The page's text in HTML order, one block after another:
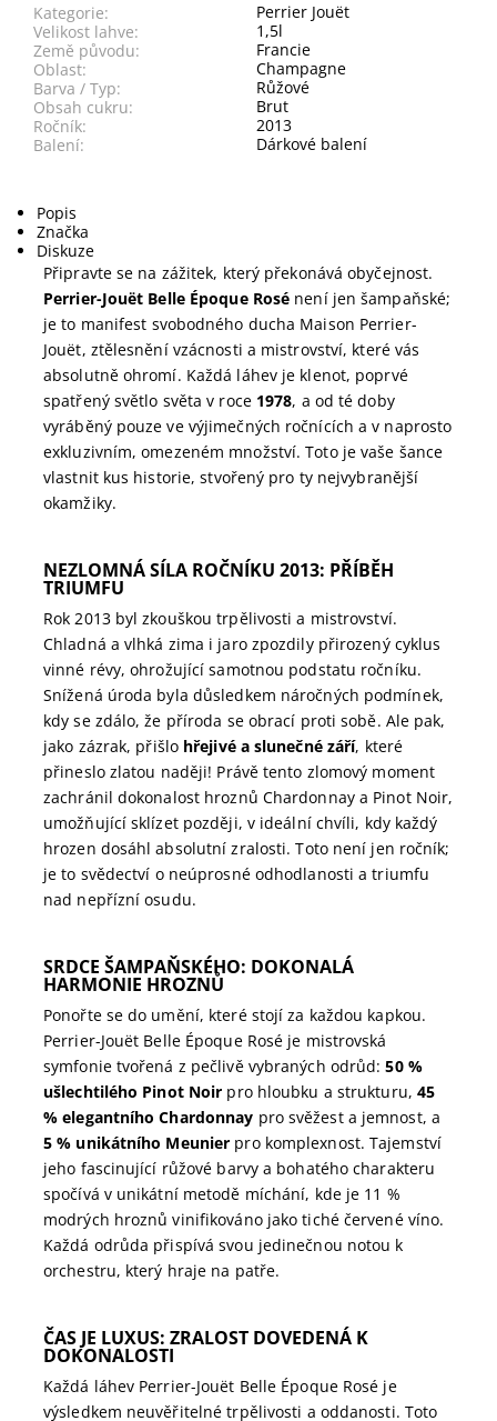
Kategorie:
Perrier Jouët
Velikost lahve:
1,5l
Země původu:
Francie
Oblast:
Champagne
Barva / Typ:
Růžové
Obsah cukru:
Brut
Ročník:
2013
Balení:
Dárkové balení
Popis
Značka
Diskuze
Připravte se na zážitek, který překonává obyčejnost.
Perrier-Jouët Belle Époque Rosé není jen šampaňské;
je to manifest svobodného ducha Maison Perrier-
Jouët, ztělesnění vzácnosti a mistrovství, které vás
absolutně ohromí. Každá láhev je klenot, poprvé
spatřený světlo světa v roce 1978, a od té doby
vyráběný pouze ve výjimečných ročnících a v naprosto
exkluzivním, omezeném množství. Toto je vaše šance
vlastnit kus historie, stvořený pro ty nejvybranější
okamžiky.
NEZLOMNÁ SÍLA ROČNÍKU 2013: PŘÍBĚH
TRIUMFU
Rok 2013 byl zkouškou trpělivosti a mistrovství.
Chladná a vlhká zima i jaro zpozdily přirozený cyklus
vinné révy, ohrožující samotnou podstatu ročníku.
Snížená úroda byla důsledkem náročných podmínek,
kdy se zdálo, že příroda se obrací proti sobě. Ale pak,
jako zázrak, přišlo hřejivé a slunečné září, které
přineslo zlatou naději! Právě tento zlomový moment
zachránil dokonalost hroznů Chardonnay a Pinot Noir,
umožňující sklízet později, v ideální chvíli, kdy každý
hrozen dosáhl absolutní zralosti. Toto není jen ročník;
je to svědectví o neúprosné odhodlanosti a triumfu
nad nepřízní osudu.
SRDCE ŠAMPAŇSKÉHO: DOKONALÁ
HARMONIE HROZNŮ
Ponořte se do umění, které stojí za každou kapkou.
Perrier-Jouët Belle Époque Rosé je mistrovská
symfonie tvořená z pečlivě vybraných odrůd:50 %
ušlechtilého Pinot Noir pro hloubku a strukturu, 45
% elegantního Chardonnay pro svěžest a jemnost, a
5 % unikátního Meunier pro komplexnost. Tajemství
jeho fascinující růžové barvy a bohatého charakteru
spočívá v unikátní metodě míchání, kde je 11 %
modrých hroznů vinifikováno jako tiché červené víno.
Každá odrůda přispívá svou jedinečnou notou k
orchestru, který hraje na patře.
ČAS JE LUXUS: ZRALOST DOVEDENÁ K
DOKONALOSTI
Každá láhev Perrier-Jouët Belle Époque Rosé je
výsledkem neuvěřitelné trpělivosti a oddanosti. Toto